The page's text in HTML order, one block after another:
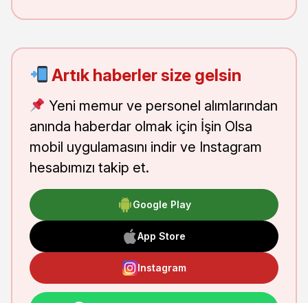
Artık haberler size gelsin
Yeni memur ve personel alımlarından
anında haberdar olmak için İşin Olsa
mobil uygulamasını indir ve Instagram
hesabımızı takip et.
Google Play
App Store
Instagram